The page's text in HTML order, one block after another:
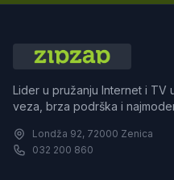
Lider u pružanju Internet i TV
veza, brza podrška i
Londža 92, 72000 Zenica
032 200 860